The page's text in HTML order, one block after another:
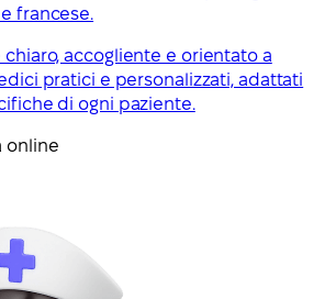
francese.
chiaro, accogliente e orientato a
pratici e personalizzati, adattati
di ogni paziente.
online